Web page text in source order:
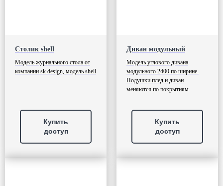
Столик shell
Модель журнального стола от
компании sk design, модель shell
Купить
доступ
Диван модульный
Модель углового дивана
модульного 2400 по ширине.
Подушки плед и диван
меняются по покрытиям
Купить
доступ